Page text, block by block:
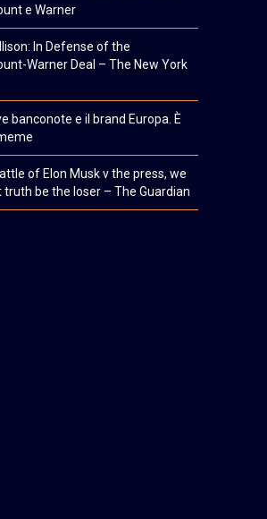
e Warner
In Defense of the
Warner Deal – The New York
banconote e il brand Europa. È
of Elon Musk v the press, we
truth be the loser – The Guardian